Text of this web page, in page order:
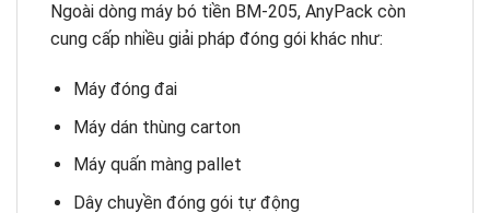
Ngoài dòng máy bó tiền BM-205, AnyPack còn
cung cấp nhiều giải pháp đóng gói khác như:
Máy đóng đai
Máy dán thùng carton
Máy quấn màng pallet
Dây chuyền đóng gói tự động